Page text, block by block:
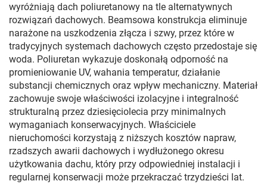
wyróżniają dach poliuretanowy na tle alternatywnych
rozwiązań dachowych. Beamsowa konstrukcja eliminuje
narażone na uszkodzenia złącza i szwy, przez które w
tradycyjnych systemach dachowych często przedostaje się
woda. Poliuretan wykazuje doskonałą odporność na
promieniowanie UV, wahania temperatur, działanie
substancji chemicznych oraz wpływ mechaniczny. Materiał
zachowuje swoje właściwości izolacyjne i integralność
strukturalną przez dziesięciolecia przy minimalnych
wymaganiach konserwacyjnych. Właściciele
nieruchomości korzystają z niższych kosztów napraw,
rzadszych awarii dachowych i wydłużonego okresu
użytkowania dachu, który przy odpowiedniej instalacji i
regularnej konserwacji może przekraczać trzydzieści lat.